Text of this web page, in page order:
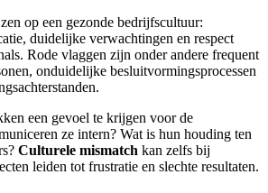
op een gezonde bedrijfscultuur:
duidelijke verwachtingen en respect
Rode vlaggen zijn onder andere frequent
onduidelijke besluitvormingsprocessen
een gevoel te krijgen voor de
ze intern? Wat is hun houding ten
Culturele mismatch kan zelfs bij
leiden tot frustratie en slechte resultaten.